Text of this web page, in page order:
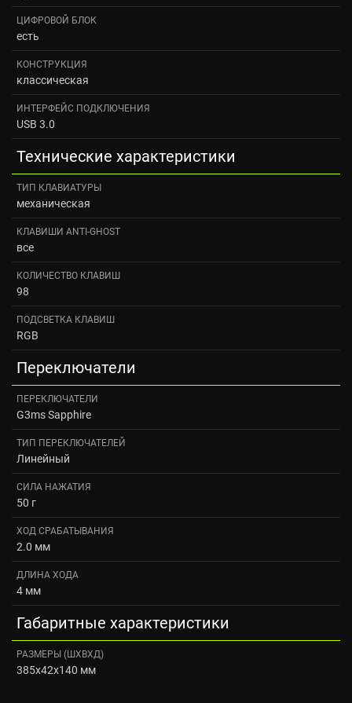
ЦИФРОВОЙ БЛОК
есть
КОНСТРУКЦИЯ
классическая
ИНТЕРФЕЙС ПОДКЛЮЧЕНИЯ
USB 3.0
Технические характеристики
ТИП КЛАВИАТУРЫ
механическая
КЛАВИШИ ANTI-GHOST
все
КОЛИЧЕСТВО КЛАВИШ
98
ПОДСВЕТКА КЛАВИШ
RGB
Переключатели
ПЕРЕКЛЮЧАТЕЛИ
G3ms Sapphire
ТИП ПЕРЕКЛЮЧАТЕЛЕЙ
Линейный
СИЛА НАЖАТИЯ
50 г
ХОД СРАБАТЫВАНИЯ
2.0 мм
ДЛИНА ХОДА
4 мм
Габаритные характеристики
РАЗМЕРЫ (ШXВXД)
385x42x140 мм